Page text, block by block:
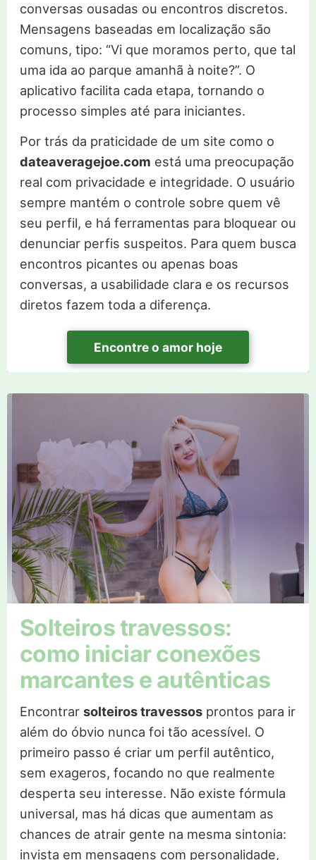
conversas ousadas ou encontros discretos.
Mensagens baseadas em localização são
comuns, tipo: “Vi que moramos perto, que tal
uma ida ao parque amanhã à noite?”. O
aplicativo facilita cada etapa, tornando o
processo simples até para iniciantes.
Por trás da praticidade de um site como o
dateaveragejoe.com está uma preocupação
real com privacidade e integridade. O usuário
sempre mantém o controle sobre quem vê
seu perfil, e há ferramentas para bloquear ou
denunciar perfis suspeitos. Para quem busca
encontros picantes ou apenas boas
conversas, a usabilidade clara e os recursos
diretos fazem toda a diferença.
Encontre o amor hoje
Solteiros travessos:
como iniciar conexões
marcantes e autênticas
Encontrar solteiros travessosprontos para ir
além do óbvio nunca foi tão acessível. O
primeiro passo é criar um perfil autêntico,
sem exageros, focando no que realmente
desperta seu interesse. Não existe fórmula
universal, mas há dicas que aumentam as
chances de atrair gente na mesma sintonia:
invista em mensagens com personalidade,